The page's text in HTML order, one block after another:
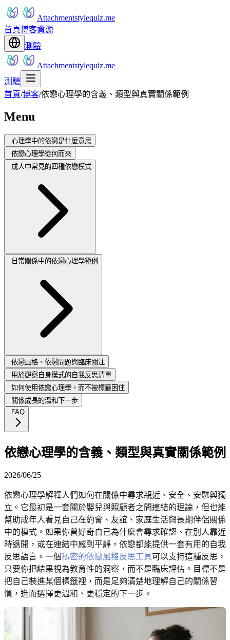
Attachmentstylequiz.me
首頁博客資源
測驗
Attachmentstylequiz.me
測驗
首頁/博客/依戀心理學的含義、類型與真實關係範例
Menu
心理學中的依戀是什麼意思
依戀心理學從何而來
成人中常見的四種依戀模式
日常關係中的依戀心理學範例
依戀風格、依戀問題與臨床關注
用於觀察自身模式的自我反思清單
如何使用依戀心理學，而不被標籤困住
關係成長的溫和下一步
FAQ
依戀心理學的含義、類型與真實關係範例
2026/06/25
依戀心理學解釋人們如何在關係中尋求親近、安全、安慰與獨
立。它最初是一套關於嬰兒與照顧者之間連結的理論，但也能
幫助成年人看見自己在約會、友誼、家庭生活與長期伴侶關係
中的模式。如果你曾好奇自己為什麼會尋求確認、在別人靠近
時退開，或在連結中感到平靜，依戀都能提供一套有用的自我
反思語言。一個私密的依戀風格反思工具可以支持這種反思，
只要你把結果視為教育性的洞察，而不是臨床評估。目標不是
把自己裝進某個標籤裡，而是足夠清楚地理解自己的關係習
慣，進而選擇更溫和、更穩定的下一步。